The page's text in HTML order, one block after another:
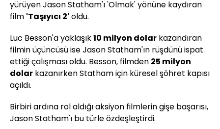
yürüyen Jason Statham'ı 'Olmak' yönüne kaydıran
film 'Taşıyıcı 2' oldu.
Luc Besson'a yaklaşık10 milyon dolar kazandıran
filmin üçüncüsü ise Jason Statham'ın rüşdünü ispat
ettiği çalışması oldu. Besson, filmden 25 milyon
dolar kazanırken Statham için küresel şöhret kapısı
açıldı.
Birbiri ardına rol aldığı aksiyon filmlerin gişe başarısı,
Jason Statham'ı bu türle özdeşleştirdi.